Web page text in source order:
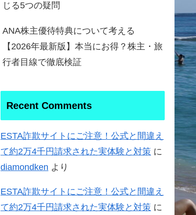
じる5つの疑問
ANA株主優待特典について考える
【2026年最新版】本当にお得？株主・旅
行者目線で徹底検証
Recent Comments
ESTA詐欺サイトにご注意！公式と間違え
て約2万4千円請求された実体験と対策 に
diamondken より
ESTA詐欺サイトにご注意！公式と間違え
て約2万4千円請求された実体験と対策 に